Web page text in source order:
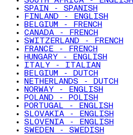
SPAIN - SPANISH
FINLAND - ENGLISH
BELGIUM - FRENCH
CANADA - FRENCH
SWITZERLAND - FRENCH
FRANCE - FRENCH
HUNGARY - ENGLISH
ITALY - ITALIAN
BELGIUM - DUTCH
NETHERLANDS - DUTCH
NORWAY - ENGLISH
POLAND - POLISH
PORTUGAL - ENGLISH
SLOVAKIA - ENGLISH
SLOVENIA - ENGLISH
SWEDEN - SWEDISH